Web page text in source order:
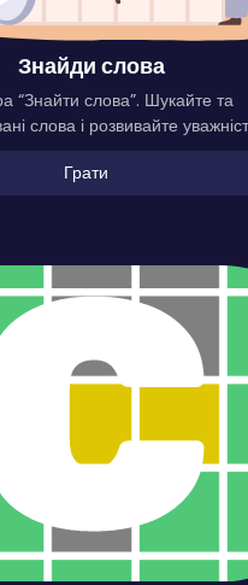
Знайди слова
“Знайти слова”. Шукайте та
слова і розвивайте
Грати